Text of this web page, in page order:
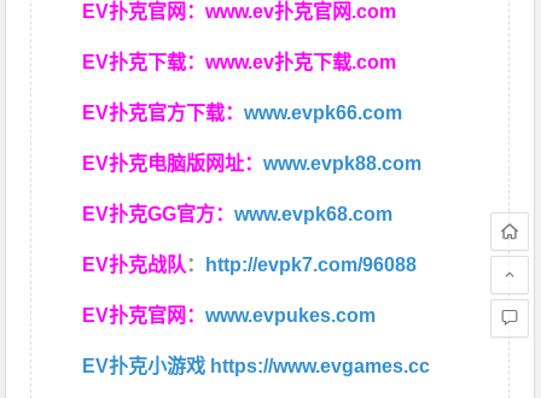
EV扑克官网：www.ev扑克官网.com
EV扑克下载：www.ev扑克下载.com
EV扑克官方下载：www.evpk66.com
EV扑克电脑版网址：www.evpk88.com
EV扑克GG官方：www.evpk68.com
EV扑克战队 ： http://evpk7.com/96088
EV扑克官网：www.evpukes.com
EV扑克小游戏 https://www.evgames.cc